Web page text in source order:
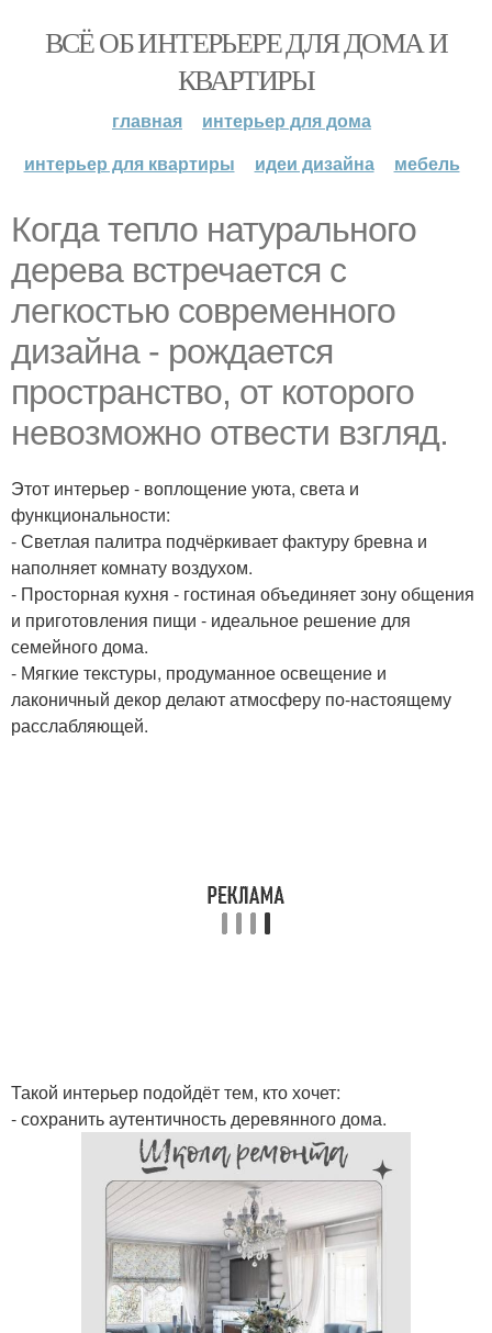
ВСЁ ОБ ИНТЕРЬЕРЕ ДЛЯ ДОМА И
КВАРТИРЫ
главная
интерьер для дома
интерьер для квартиры
идеи дизайна мебель
Когда тепло натурального
дерева встречается с
легкостью современного
дизайна - рождается
пространство, от которого
невозможно отвести взгляд.
Этот интерьер - воплощение уюта, света и
функциональности:
- Светлая палитра подчёркивает фактуру бревна и
наполняет комнату воздухом.
- Просторная кухня - гостиная объединяет зону общения
и приготовления пищи - идеальное решение для
семейного дома.
- Мягкие текстуры, продуманное освещение и
лаконичный декор делают атмосферу по-настоящему
расслабляющей.
Такой интерьер подойдёт тем, кто хочет:
- сохранить аутентичность деревянного дома.